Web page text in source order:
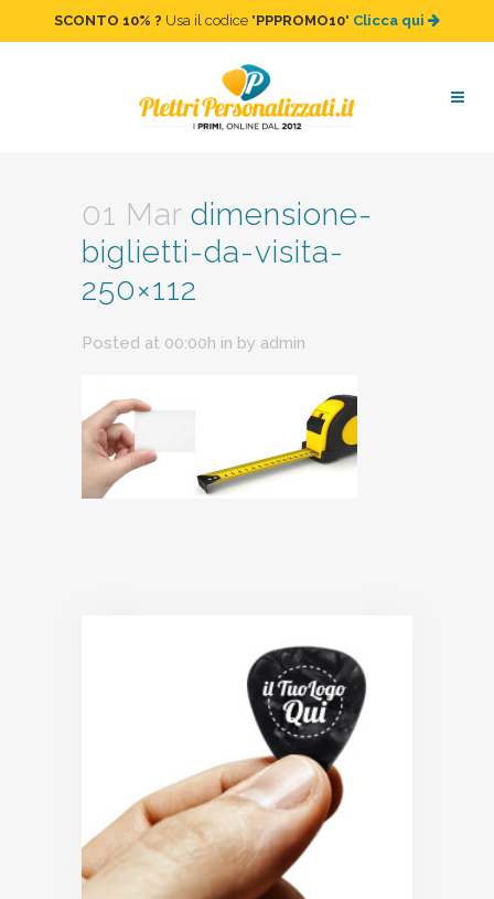
SCONTO 10% ? Usa il codice "PPPROMO10" Clicca qui
dimensione-biglietti-da-
visita-250×112
01 Mar dimensione-
biglietti-da-visita-
250×112
Posted at 00:00h in by admin